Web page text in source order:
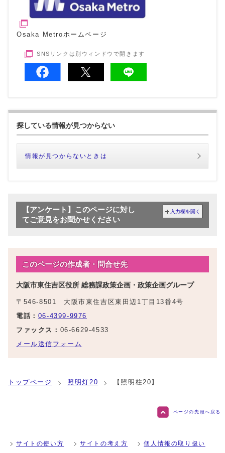
Osaka Metroホームページ
SNSリンクは別ウィンドウで開きます
探している情報が見つからない
情報が見つからないときは
【アンケート】このページに対し
てご意見をお聞かせください
入力欄を開く
このページの作成者・問合せ先
大阪市東住吉区役所 総務課政策企画・政策企画グループ
〒546-8501 大阪市東住吉区東田辺1丁目13番4号
電話： 06-4399-9976
ファックス： 06-6629-4533
メール送信フォーム
トップページ 照明灯20 【照明柱20】
ページの先頭へ戻る
サイトの使い方 サイトの考え方 個人情報の取り扱い